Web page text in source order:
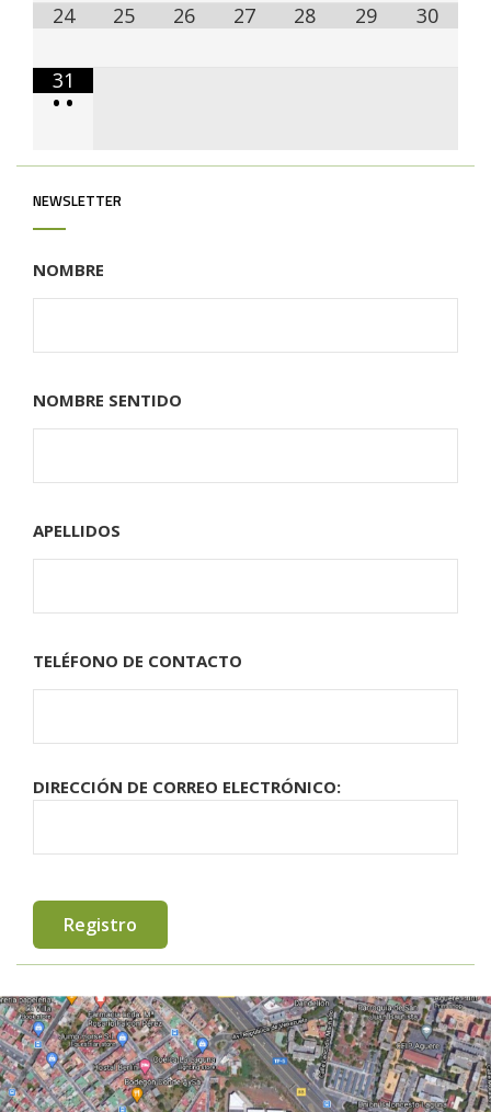
24 25 26 27 28 29 30
31
• •
NEWSLETTER
NOMBRE
NOMBRE SENTIDO
APELLIDOS
TELÉFONO DE CONTACTO
DIRECCIÓN DE CORREO ELECTRÓNICO: